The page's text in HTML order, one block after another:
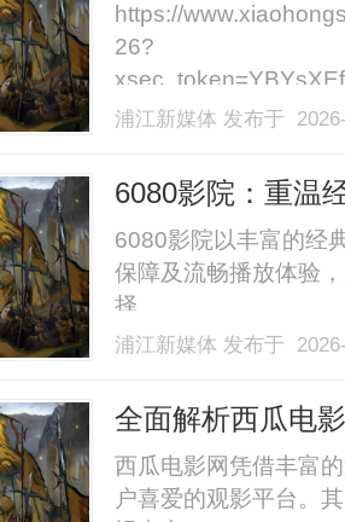
https://
26?
浦江新媒体 发布于
6080影院：重温
6080影院以丰富的经
保障及流畅播放体验
择。......
浦江新媒体 发布于
全面解析西瓜电
西瓜电影网凭借丰富
户喜爱的观影平台。